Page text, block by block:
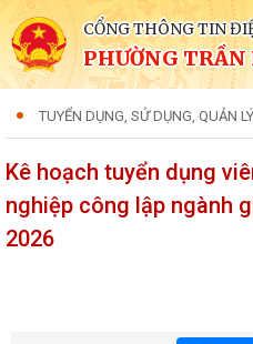
CỔNG THÔNG TIN
PHƯỜNG
TUYỂN DỤNG, SỬ DỤNG, QUẢN
Kê hoạch tuyển dụng
nghiệp công lập ngành
2026